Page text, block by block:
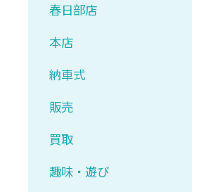
春日部店
本店
納車式
販売
買取
趣味・遊び